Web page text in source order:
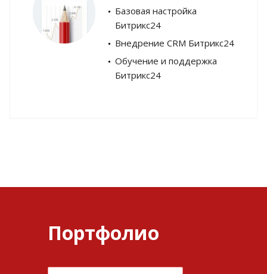
Базовая настройка
Битрикс24
Внедрение CRM Битрикс24
Обучение и поддержка
Битрикс24
Портфолио